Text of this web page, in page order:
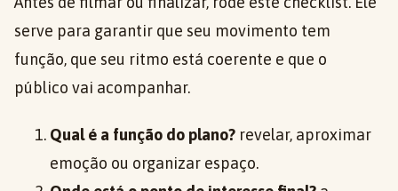
serve para garantir que seu movimento tem
função, que seu ritmo está coerente e que o
público vai acompanhar.
Qual é a função do plano? revelar, aproximar
emoção ou organizar espaço.